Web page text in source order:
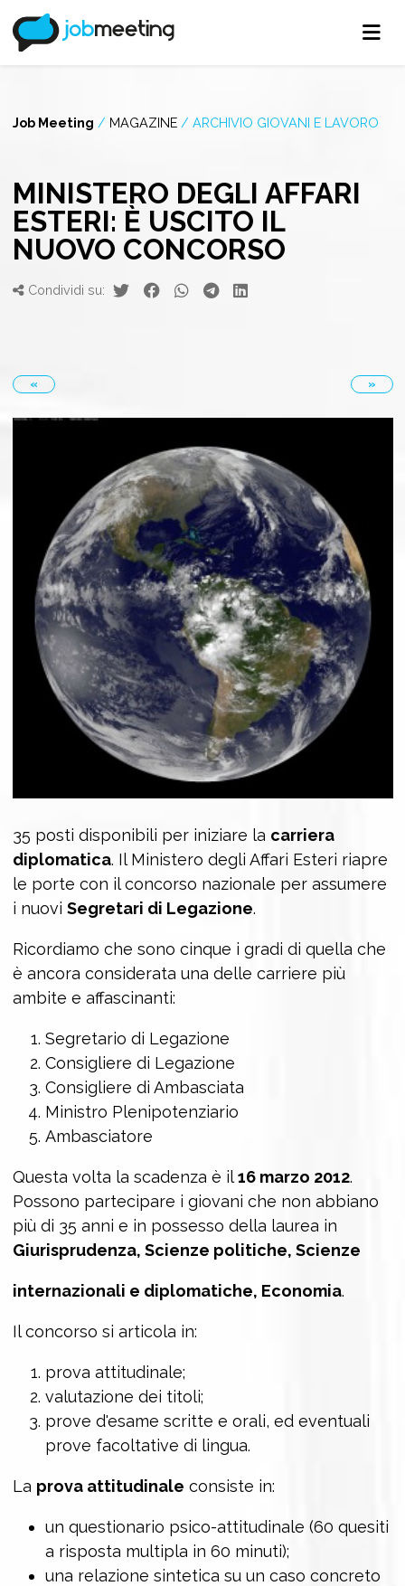
Job Meeting / MAGAZINE / ARCHIVIO GIOVANI E LAVORO
MINISTERO DEGLI AFFARI
ESTERI: È USCITO IL
NUOVO CONCORSO
Condividi su:
« »
35 posti disponibili per iniziare la carriera
diplomatica. Il Ministero degli Affari Esteri riapre
le porte con il concorso nazionale per assumere
i nuovi Segretari di Legazione.
Ricordiamo che sono cinque i gradi di quella che
è ancora considerata una delle carriere più
ambite e affascinanti:
Segretario di Legazione
Consigliere di Legazione
Consigliere di Ambasciata
Ministro Plenipotenziario
Ambasciatore
Questa volta la scadenza è il16 marzo 2012.
Possono partecipare i giovani che non abbiano
più di 35 anni e in possesso della laurea in
Giurisprudenza, Scienze politiche, Scienze
internazionali e diplomatiche, Economia.
Il concorso si articola in:
prova attitudinale;
valutazione dei titoli;
prove d'esame scritte e orali, ed eventuali
prove facoltative di lingua.
La prova attitudinale consiste in:
un questionario psico-attitudinale (60 quesiti
a risposta multipla in 60 minuti);
una relazione sintetica su un caso concreto